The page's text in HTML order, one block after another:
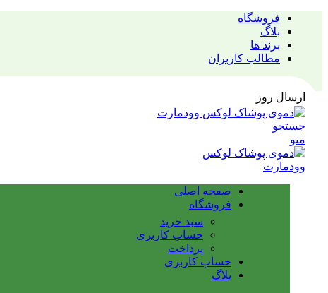
فروشگاه
بلاگ
برند ها
مطالب کاربران
ارسال روز
جستجو
منو
صفحه اصلی
فروشگاه
سبد خرید
حساب کاربری
پرداخت
حساب کاربری
بلاگ